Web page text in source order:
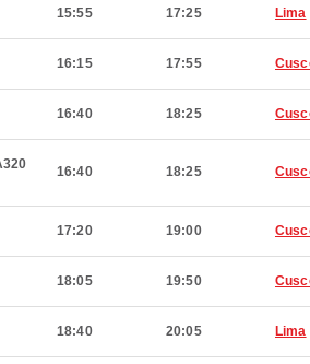
15:55 17:25 Lima
16:15 17:55
16:40 18:25
16:40 18:25
17:20 19:00
18:05 19:50
18:40 20:05 Lima